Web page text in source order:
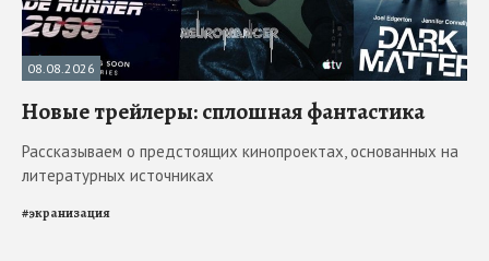
08.08.2026
Новые трейлеры: сплошная фантастика
Рассказываем о предстоящих кинопроектах, основанных на
литературных источниках
#экранизация